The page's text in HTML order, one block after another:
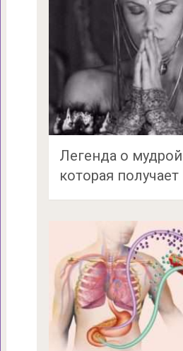
Легенда о
которая получает